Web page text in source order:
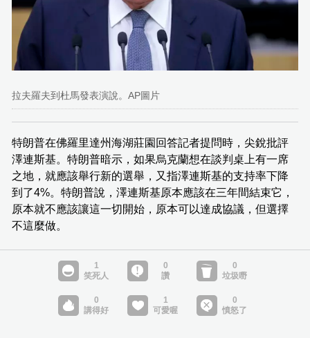
拉夫羅夫到杜馬發表演說。AP圖片
特朗普在佛羅里達州海湖莊園回答記者提問時，尖銳批評
澤連斯基。特朗普暗示，如果烏克蘭想在談判桌上有一席
之地，就應該舉行新的選舉，又指澤連斯基的支持率下降
到了4%。特朗普說，澤連斯基原本應該在三年間結束它，
原本就不應該讓這一切開始，原本可以達成協議，但選擇
不這麼做。